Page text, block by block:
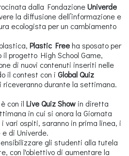
dalla FondazioneUniverde
la diffusione dell’informazione e
ecologista per un cambiamento
Plastic Freeha sposato per
progetto High School Game,
di nuovi contenuti inseriti nelle
il contest con i Global Quiz
durante la settimana.
con il Live Quiz Show in diretta
in cui si onora la Giornata
vari ospiti, saranno in prima linea, i
di Univerde.
gli studenti alla tutela
con l'obiettivo di aumentare la